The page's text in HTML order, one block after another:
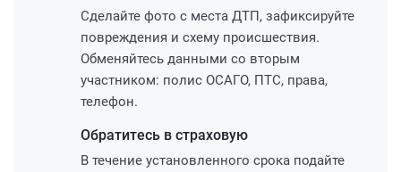
Сделайте фото с места ДТП, зафиксируйте
повреждения и схему происшествия.
Обменяйтесь данными со вторым
участником: полис ОСАГО, ПТС, права,
телефон.
Обратитесь в страховую
В течение установленного срока подайте